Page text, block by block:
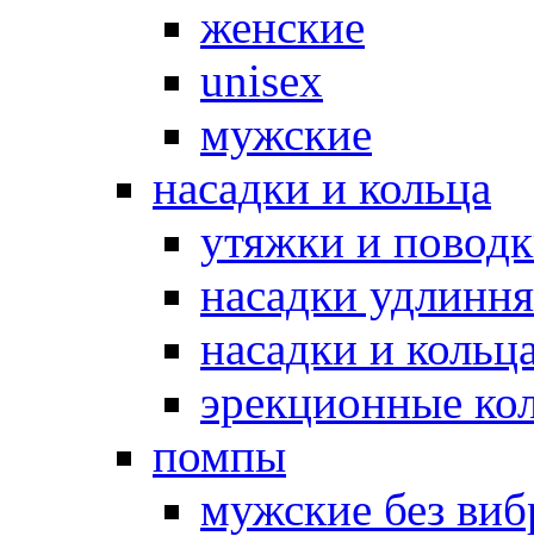
женские
unisex
мужские
насадки и кольца
утяжки и
насадки
насадки и
эрекционные
помпы
мужские без